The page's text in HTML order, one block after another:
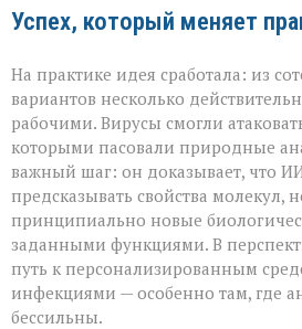
Успех, который меняет
На практике идея сработала: из
вариантов несколько
рабочими. Вирусы смогли
которыми пасовали природные
важный шаг: он доказывает, что
предсказывать свойства молекул,
принципиально новые
заданными функциями. В
путь к персонализированным
инфекциями — особенно там, где
бессильны.